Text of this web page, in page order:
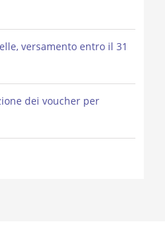
versamento entro il 31
dei voucher per